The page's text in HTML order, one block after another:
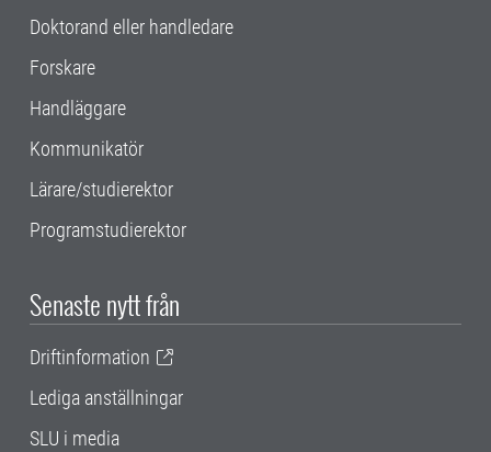
Doktorand eller handledare
Forskare
Handläggare
Kommunikatör
Lärare/studierektor
Programstudierektor
Senaste nytt från
Driftinformation
Lediga anställningar
SLU i media